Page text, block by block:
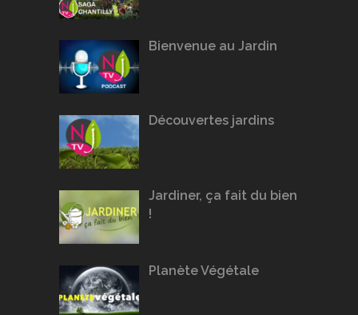
Bienvenue au Jardin
Découvertes jardins
Jardiner, ça fait du bien
!
Planète Végétale